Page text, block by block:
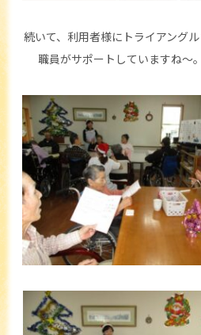
続いて、利用者様にトライアング
職員がサポートしていますね～